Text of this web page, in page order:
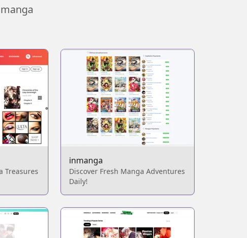
Treasures
inmanga
Discover Fresh Manga Adventures
Daily!